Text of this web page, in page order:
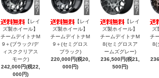
【レイ
ズ製ホイール】
チームデイトナM
9＋(ブラック/デ
ィスククリアス
モーク)
242,000円(税22,
000円)
【レイ
ズ製ホイール】
チームデイトナM
9＋(セミグロス
ブラック)
220,000円(税20,
000円)
【レイ
ズ製ホイール】
チームデイトナM
8(セミグロスア
ームズグレー)
236,500円(税21,
500円)
ズ
チ
8(